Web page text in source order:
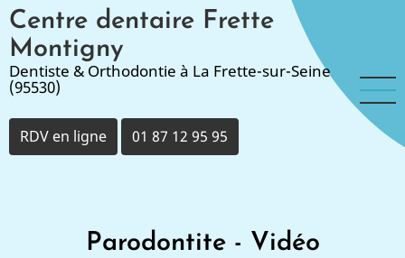
Aller
au
contenu
principal
Centre dentaire Frette
Montigny
Dentiste & Orthodontie à La Frette-sur-Seine
(95530)
RDV en ligne 01 87 12 95 95
Parodontite - Vidéo